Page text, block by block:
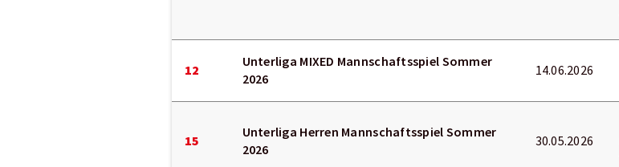
12
Unterliga MIXED Mannschaftsspiel Sommer
2026
14.06.2026
15
Unterliga Herren Mannschaftsspiel Sommer
2026
30.05.2026